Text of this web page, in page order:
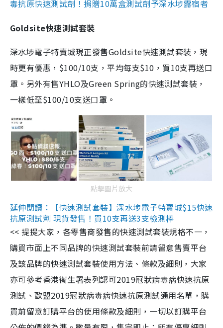
毒抗原快速測試劑！捐贈10萬盒測試劑予深水埗露宿者
Goldsite快速測試套裝
深水埗電子特賣城現正發售Goldsite快速測試套裝，現
時更有優惠，$100/10支，平均每支$10，買10支再送口
罩。另外有售YHLO及Green Spring的快速測試套裝，
一樣低至$100/10支送口罩。
點擊圖片放大
延伸閱讀：【快速測試套裝】深水埗電子特賣城$15快速
抗原測試劑 現貨發售！買10支再送3支檢測棒
<< 提提大家，各零售商發售的快速測試套裝規格不一，
購買市面上不同品牌的快速測試套裝前請留意售賣平台
及該品牌的快速測試套裝使用方法、條款及細則，大家
亦可參考香港衞生署表列認可2019冠狀病毒病快速抗原
測試、歐盟2019冠狀病毒病快速抗原測試通用名單，購
買前留意訂購平台的使用條款及細則，一切以訂購平台